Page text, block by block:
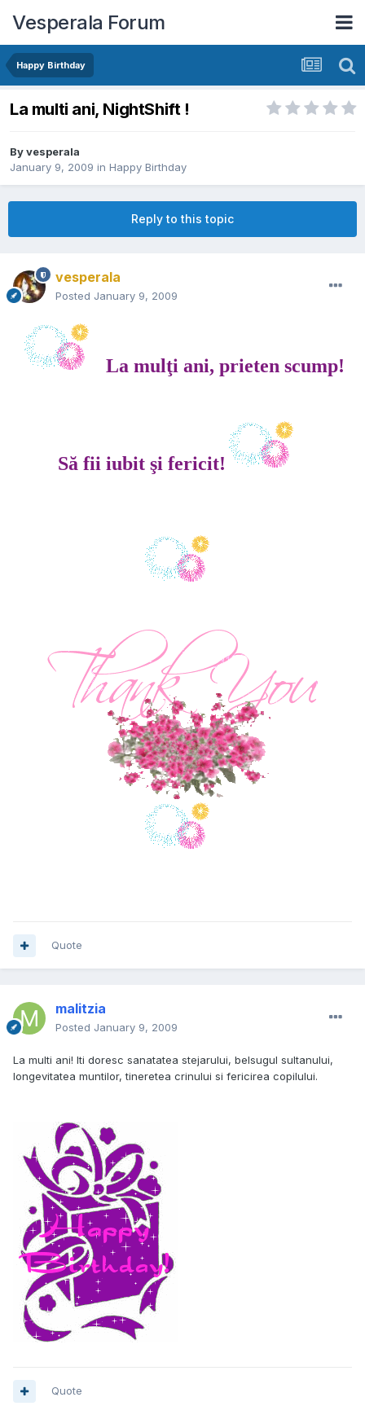
Vesperala Forum
Happy Birthday
La multi ani, NightShift !
Byvesperala
January 9, 2009 in Happy Birthday
Reply to this topic
vesperala
Posted January 9, 2009
La mulţi ani, prieten scump!
Să fii iubit şi fericit!
Quote
malitzia
Posted January 9, 2009
La multi ani! Iti doresc sanatatea stejarului, belsugul sultanului,
longevitatea muntilor, tineretea crinului si fericirea copilului.
Quote